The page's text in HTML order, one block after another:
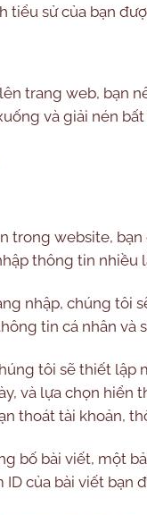
tiểu sử của bạn
trang web, bạn
và giải nén
trong website,
thông tin nhiều
nhập, chúng tôi
tin cá nhân và
tôi sẽ thiết
và lựa chọn hiển
thoát tài khoản,
bố bài viết, một
của bài viết bạn